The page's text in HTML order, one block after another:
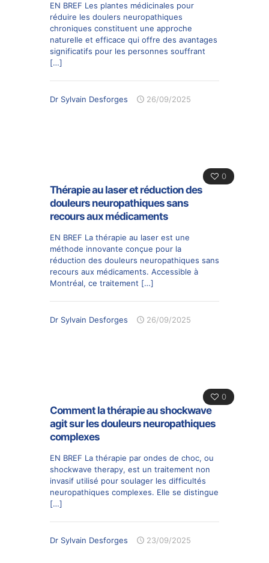
EN BREF Les plantes médicinales pour
réduire les doulers neuropathiques
chroniques constituent une approche
naturelle et efficace qui offre des avantages
significatifs pour les personnes souffrant
[…]
Dr Sylvain Desforges 26/09/2025
0
Thérapie au laser et réduction des
douleurs neuropathiques sans
recours aux médicaments
EN BREF La thérapie au laser est une
méthode innovante conçue pour la
réduction des douleurs neuropathiques sans
recours aux médicaments. Accessible à
Montréal, ce traitement […]
Dr Sylvain Desforges 26/09/2025
0
Comment la thérapie au shockwave
agit sur les douleurs neuropathiques
complexes
EN BREF La thérapie par ondes de choc, ou
shockwave therapy, est un traitement non
invasif utilisé pour soulager les difficultés
neuropathiques complexes. Elle se distingue
[…]
Dr Sylvain Desforges 23/09/2025